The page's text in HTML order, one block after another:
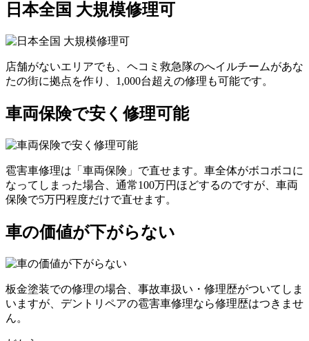
日本全国 大規模修理可
店舗がないエリアでも、ヘコミ救急隊のへイルチームがあな
たの街に拠点を作り、1,000台超えの修理も可能です。
車両保険で安く修理可能
雹害車修理は「車両保険」で直せます。車全体がボコボコに
なってしまった場合、通常100万円ほどするのですが、車両
保険で5万円程度だけで直せます。
車の価値が下がらない
板金塗装での修理の場合、事故車扱い・修理歴がついてしま
いますが、デントリペアの雹害車修理なら修理歴はつきませ
ん。